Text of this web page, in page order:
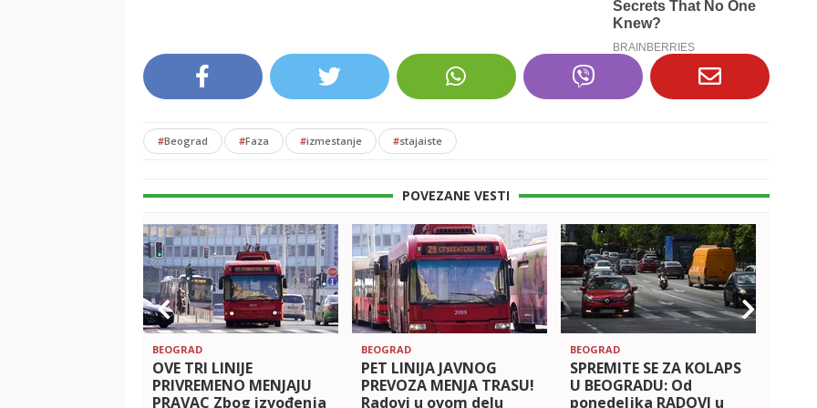
#Beograd #Faza #izmestanje #stajaiste
POVEZANE VESTI
BEOGRAD
OVE TRI LINIJE
PRIVREMENO MENJAJU
PRAVAC Zbog izvođenja
BEOGRAD
PET LINIJA JAVNOG
PREVOZA MENJA TRASU!
Radovi u ovom delu
BEOGRAD
SPREMITE SE ZA KOLAPS
U BEOGRADU: Od
ponedeljka RADOVI u